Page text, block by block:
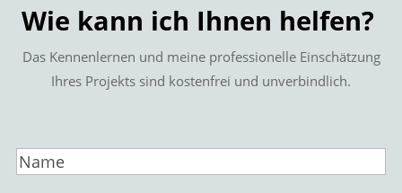
Wie kann ich Ihnen helfen?
Das Kennenlernen und meine professionelle Einschätzung
Ihres Projekts sind kostenfrei und unverbindlich.
Name